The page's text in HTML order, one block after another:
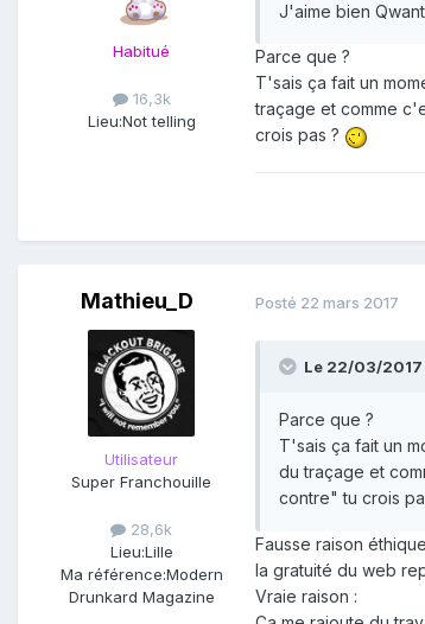
Habitué
16,3k
Lieu:Not telling
J'aime bien
Parce que ?
T'sais ça fait un
traçage et comme
crois pas ?
Mathieu_D
Utilisateur
Super Franchouille
28,6k
Lieu:Lille
Ma référence:Modern
Drunkard Magazine
Posté 22 mars 2017
Le 22/03/2017
Parce que ?
T'sais ça fait un
du traçage et
contre" tu crois
Fausse raison
la gratuité du web
Vraie raison :